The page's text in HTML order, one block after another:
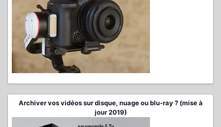
Archiver vos vidéos sur disque, nuage ou blu-ray ? (mise à
jour 2019)